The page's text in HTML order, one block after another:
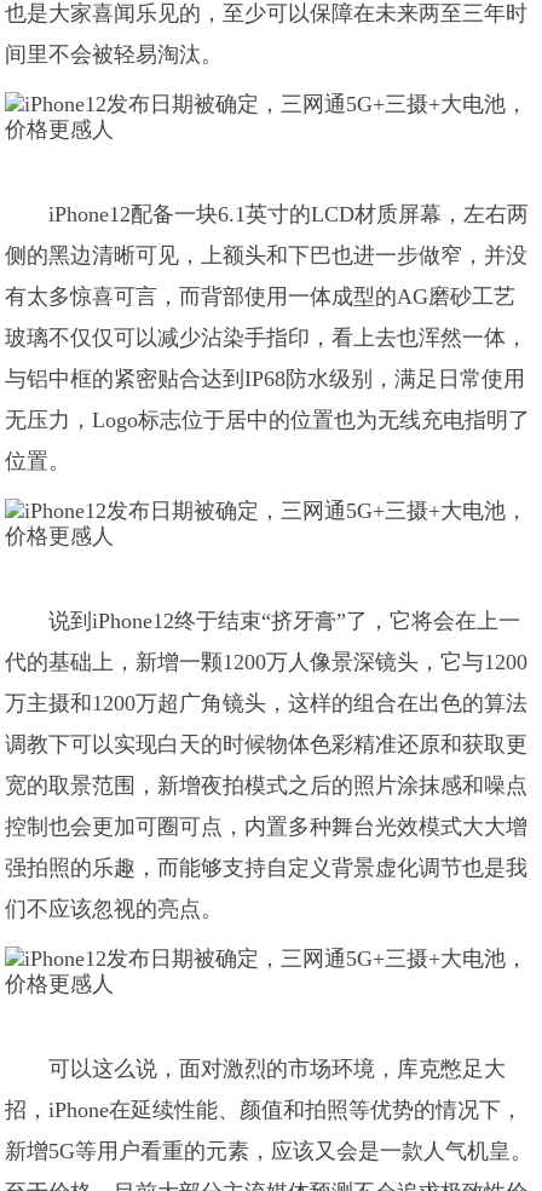
也是大家喜闻乐见的，至少可以保障在未来两至三年时
间里不会被轻易淘汰。
iPhone12配备一块6.1英寸的LCD材质屏幕，左右两
侧的黑边清晰可见，上额头和下巴也进一步做窄，并没
有太多惊喜可言，而背部使用一体成型的AG磨砂工艺
玻璃不仅仅可以减少沾染手指印，看上去也浑然一体，
与铝中框的紧密贴合达到IP68防水级别，满足日常使用
无压力，Logo标志位于居中的位置也为无线充电指明了
位置。
说到iPhone12终于结束“挤牙膏”了，它将会在上一
代的基础上，新增一颗1200万人像景深镜头，它与1200
万主摄和1200万超广角镜头，这样的组合在出色的算法
调教下可以实现白天的时候物体色彩精准还原和获取更
宽的取景范围，新增夜拍模式之后的照片涂抹感和噪点
控制也会更加可圈可点，内置多种舞台光效模式大大增
强拍照的乐趣，而能够支持自定义背景虚化调节也是我
们不应该忽视的亮点。
可以这么说，面对激烈的市场环境，库克憋足大
招，iPhone在延续性能、颜值和拍照等优势的情况下，
新增5G等用户看重的元素，应该又会是一款人气机皇。